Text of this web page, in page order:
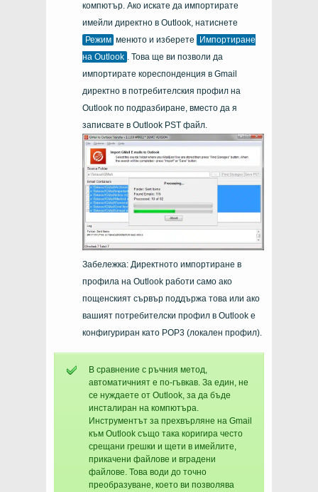
компютър. Ако искате да импортирате
имейли директно в Outlook, натиснете
Режим менюто и изберете
Импортиране
на Outlook . Това ще ви позволи да
импортирате кореспонденция в Gmail
директно в потребителския профил на
Outlook по подразбиране, вместо да я
записвате в Outlook PST файл.
Забележка: Директното импортиране в
профила на Outlook работи само ако
пощенският сървър поддържа това или ако
вашият потребителски профил в Outlook е
конфигуриран като POP3 (локален профил).
В сравнение с ръчния метод,
автоматичният е по-гъвкав. За един, не
се нуждаете от Outlook, за да бъде
инсталиран на компютъра.
Инструментът за прехвърляне на Gmail
към Outlook също така коригира често
срещани грешки и щети в имейлите,
прикачени файлове и вградени
файлове. Това води до точно
преобразуване, което ви позволява